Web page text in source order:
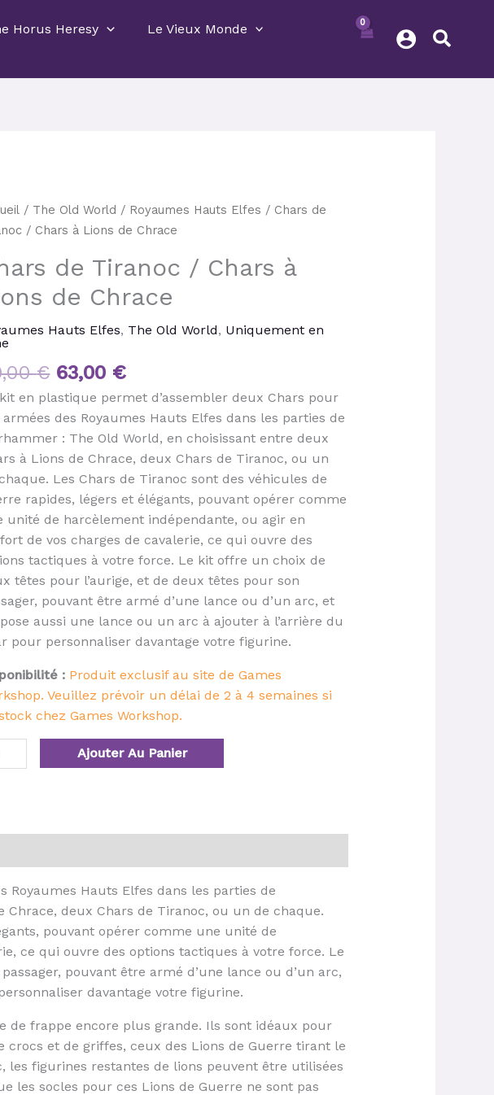
Horus Heresy
Le Vieux Monde
/ The Old World / Royaumes Hauts Elfes / Chars de
/ Chars à Lions de Chrace
de Tiranoc / Chars à
de Chrace
Hauts Elfes, The Old World, Uniquement en
€
Le
prix
était :
70,00 €.
63,00 €
Le
prix
est :
63,00 €.
en plastique permet d’assembler deux Chars pour
armées des Royaumes Hauts Elfes dans les parties de
: The Old World, en choisissant entre deux
à Lions de Chrace, deux Chars de Tiranoc, ou un
Les Chars de Tiranoc sont des véhicules de
rapides, légers et élégants, pouvant opérer comme
unité de harcèlement indépendante, ou agir en
de vos charges de cavalerie, ce qui ouvre des
tactiques à votre force. Le kit offre un choix de
têtes pour l’aurige, et de deux têtes pour son
pouvant être armé d’une lance ou d’un arc, et
aussi une lance ou un arc à ajouter à l’arrière du
pour personnaliser davantage votre figurine.
: Produit exclusif au site de Games
Veuillez prévoir un délai de 2 à 4 semaines si
chez Games Workshop.
Ajouter Au Panier
Royaumes Hauts Elfes dans les parties de
deux Chars de Tiranoc, ou un de chaque.
pouvant opérer comme une unité de
ce qui ouvre des options tactiques à votre force. Le
pouvant être armé d’une lance ou d’un arc,
davantage votre figurine.
de frappe encore plus grande. Ils sont idéaux pour
et de griffes, ceux des Lions de Guerre tirant le
les figurines restantes de lions peuvent être utilisées
les socles pour ces Lions de Guerre ne sont pas